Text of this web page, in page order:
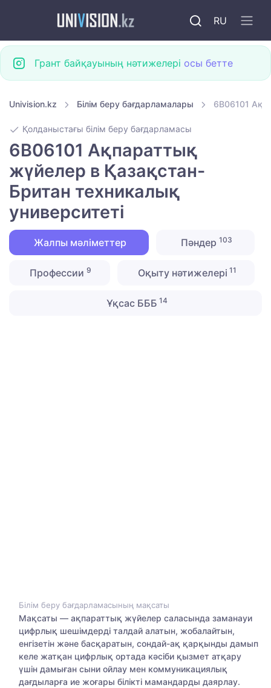
RU
Грант байқауының нәтижелері осы бетте
Univision.kz Білім беру бағдарламалары 6B06101
Қолданыстағы білім беру бағдарламасы
6B06101 Ақпараттық
жүйелер в Қазақстан-
Британ техникалық
университеті
Жалпы мәліметтер Пәндер 103
Профессии9 Оқыту нәтижелері 11
Ұқсас БББ 14
Білім беру бағдарламасының мақсаты
Мақсаты — ақпараттық жүйелер саласында заманауи
цифрлық шешімдерді талдай алатын, жобалайтын,
енгізетін және басқаратын, сондай-ақ қарқынды дамып
келе жатқан цифрлық ортада кәсіби қызмет атқару
үшін дамыған сыни ойлау мен коммуникациялық
дағдыларға ие жоғары білікті мамандарды даярлау.